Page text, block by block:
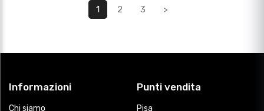
1 2 3 >
Informazioni
Chi siamo
Punti vendita
Pisa